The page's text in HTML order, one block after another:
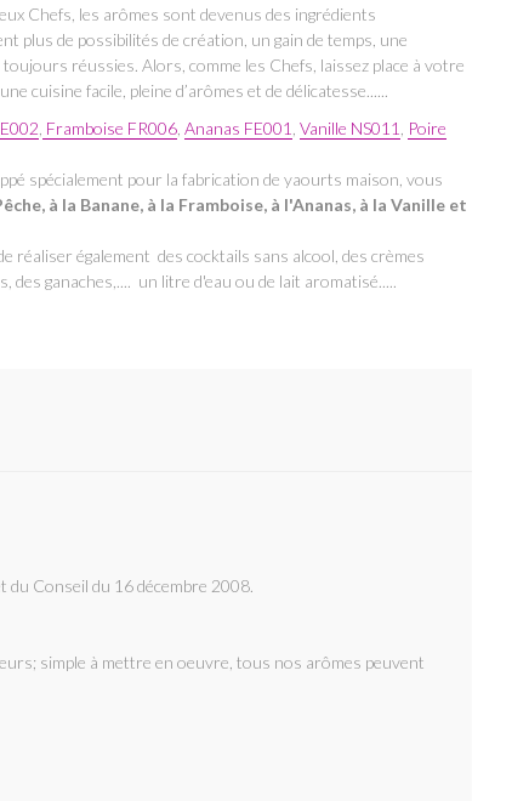
Chefs, les arômes sont devenus des ingrédients
plus de possibilités de création, un gain de temps, une
réussies. Alors, comme les Chefs, laissez place à votre
cuisine facile, pleine d’arômes et de délicatesse......
, Framboise FR006, Ananas FE001, Vanille NS011, Poire
spécialement pour la fabrication de yaourts maison, vous
à la Banane, à la Framboise, à l'Ananas, à la Vanille et
réaliser également des cocktails sans alcool, des crèmes
des ganaches,.... un litre d'eau ou de lait aromatisé.....
Conseil du 16 décembre 2008.
simple à mettre en oeuvre, tous nos arômes peuvent